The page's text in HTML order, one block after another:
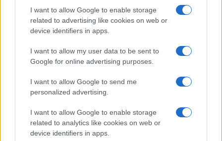
I want to allow Google to enable storage
related to advertising like cookies on web or
device identifiers in apps.
I want to allow my user data to be sent to
Google for online advertising purposes.
I want to allow Google to send me
personalized advertising.
I want to allow Google to enable storage
related to analytics like cookies on web or
device identifiers in apps.
ALTRI ANIMALI